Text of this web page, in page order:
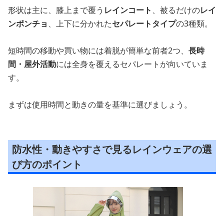
形状は主に、膝上まで覆う レインコート 、被るだけのレイ
ンポンチョ 、上下に分かれたセパレートタイプの3種類。
短時間の移動や買い物には着脱が簡単な前者2つ、 長時
間・屋外活動には全身を覆えるセパレートが向いていま
す。
まずは使用時間と動きの量を基準に選びましょう。
防水性・動きやすさで見るレインウェアの選
び方のポイント